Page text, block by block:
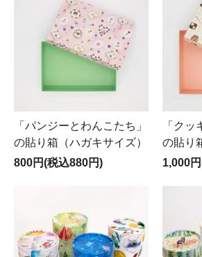
「パンジーとわんこたち」
の貼り箱（ハガキサイズ）
800円(税込880円)
「クッ
の貼り
1,000